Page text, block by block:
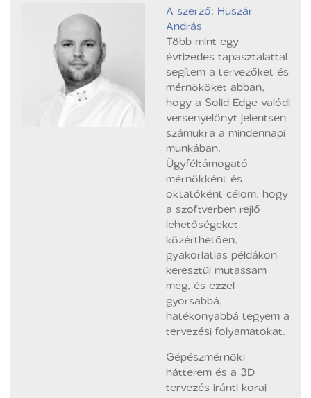
A szerző: Huszár
András
Több mint egy
évtizedes tapasztalattal
segítem a tervezőket és
mérnököket abban,
hogy a Solid Edge valódi
versenyelőnyt jelentsen
számukra a mindennapi
munkában.
Ügyféltámogató
mérnökként és
oktatóként célom, hogy
a szoftverben rejlő
lehetőségeket
közérthetően,
gyakorlatias példákon
keresztül mutassam
meg, és ezzel
gyorsabbá,
hatékonyabbá tegyem a
tervezési folyamatokat.
Gépészmérnöki
hátterem és a 3D
tervezés iránti korai